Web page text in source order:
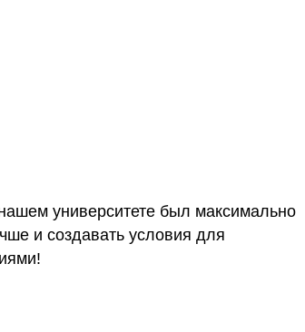
университете был максимально
и создавать условия для